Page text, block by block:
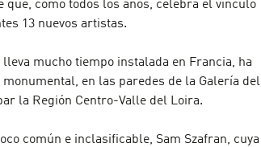
como todos los años, celebra el vínculo
13 nuevos artistas.
mucho tiempo instalada en Francia, ha
en las paredes de la Galería del
la Región Centro-Valle del Loira.
común e inclasificable, Sam Szafran, cuya